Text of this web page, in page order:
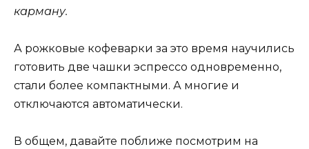
карману.
А рожковые кофеварки за это время научились
готовить две чашки эспрессо одновременно,
стали более компактными. А многие и
отключаются автоматически.
В общем, давайте поближе посмотрим на